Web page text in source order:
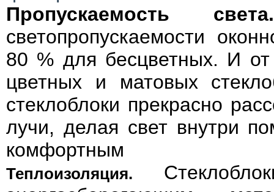
Пропускаемость света.
светопропускаемости
80 % для бесцветных. И
цветных и матовых
cтеклоблоки прекрасно
лучи, делая свет внутри
комфортным
Теплоизоляция.